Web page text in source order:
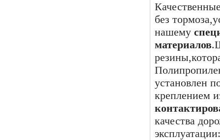
без
нашему
материалов
установлен
креплением
качества